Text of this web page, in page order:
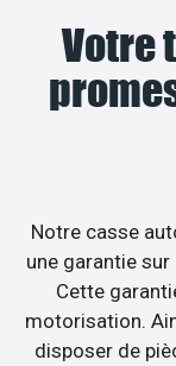
Votre
Notre casse
une garantie sur
Cette
motorisation.
disposer de